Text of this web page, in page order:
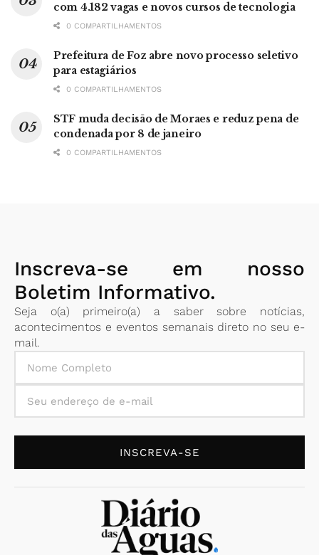
com 4.182 vagas e novos cursos de tecnologia
0 COMPARTILHAMENTOS
Prefeitura de Foz abre novo processo seletivo
para estagiários
0 COMPARTILHAMENTOS
STF muda decisão de Moraes e reduz pena de
condenada por 8 de janeiro
0 COMPARTILHAMENTOS
Inscreva-se em nosso
Boletim Informativo.
Seja o(a) primeiro(a) a saber sobre notícias,
acontecimentos e eventos semanais direto no seu e-
mail.
INSCREVA-SE